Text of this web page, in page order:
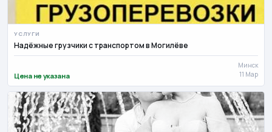
УСЛУГИ
Надёжные грузчики с транспортом в Могилёве
Цена не указана
Минск
11 Мар